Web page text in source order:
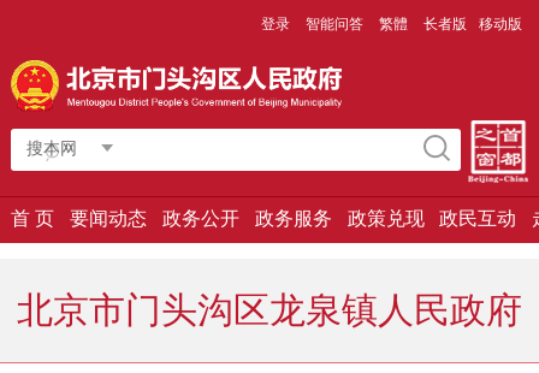
登录 智能问答 繁體 长者版 移动版
搜本网
首 页 要闻动态 政务公开 政务服务 政策兑现 政民互动
北京市门头沟区龙泉镇人民政府